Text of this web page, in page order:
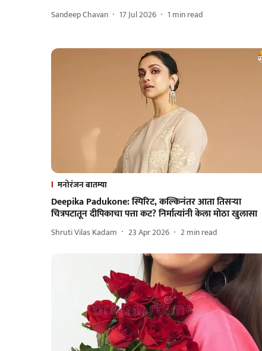
Sandeep Chavan 17 Jul 2026 1 min read
मनोरंजन बातम्या
Deepika Padukone: स्पिरिट, कल्किनंतर आता तिसऱ्या
चित्रपटातून दीपिकाचा पत्ता कट? निर्मात्यांनी केला मोठा खुलासा
Shruti Vilas Kadam 23 Apr 2026 2min read